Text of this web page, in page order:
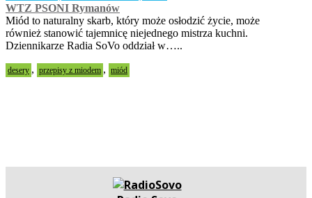
WTZ PSONI Rymanów
Miód to naturalny skarb, który może osłodzić życie, może
również stanowić tajemnicę niejednego mistrza kuchni.
Dziennikarze Radia SoVo oddział w…..
desery , przepisy z miodem , miód